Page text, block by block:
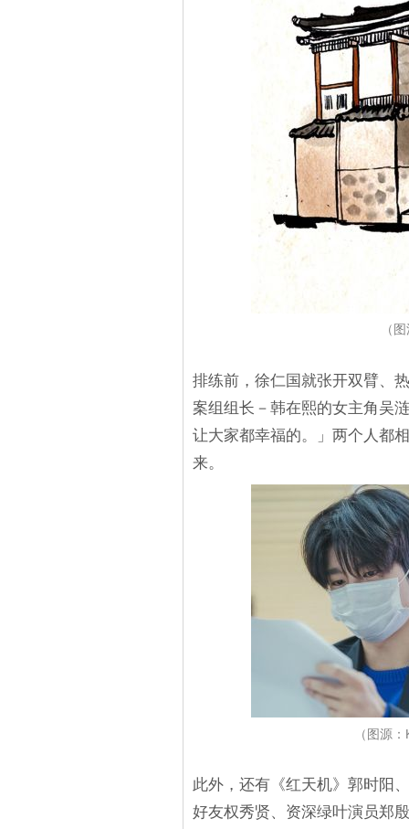
（
排练前，徐仁国就张开双臂、
案组组长－韩在熙的女主角吴
让大家都幸福的。」两个人都
来。
（图源
此外，还有《红天机》郭时阳
好友权秀贤、资深绿叶演员郑